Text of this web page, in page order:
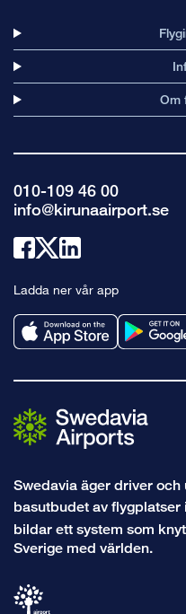
Om
010-109 46 00
info@kirunaairport.se
Länk
facebook
Länk
x
linkedin
Ladda ner vår app
Swedavia äger driver
basutbudet av flygplatser
bildar ett system som
Sverige med världen.